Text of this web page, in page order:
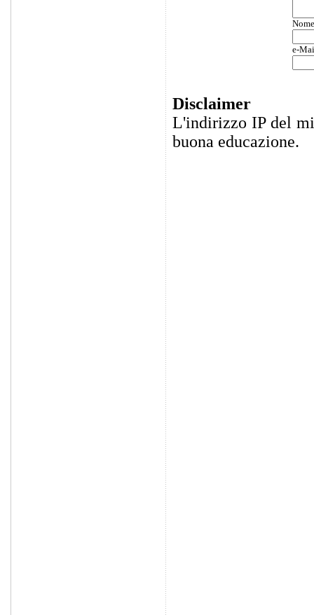
Nome
e-
Disclaimer
L'indirizzo IP del
buona educazione.